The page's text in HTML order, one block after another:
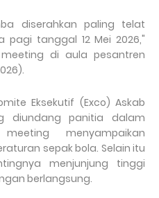
diserahkan paling telat
pagi tanggal 12 Mei 2026,"
di aula pesantren
Eksekutif (Exco) Askab
diundang panitia dalam
menyampaikan
sepak bola. Selain itu
menjunjung tinggi
berlangsung.